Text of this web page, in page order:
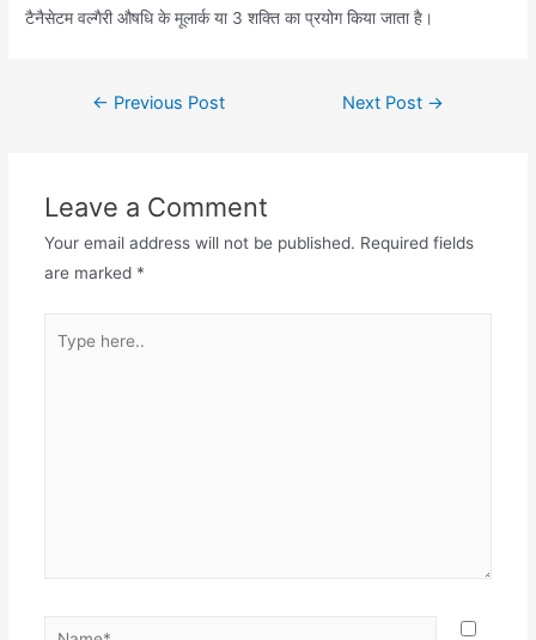
टैनैसेटम वल्गैरी औषधि के मूलार्क या 3 शक्ति का प्रयोग किया जाता है।
Post← Previous Post Next Post →
Leave a Comment
Your email address will not be published. Required fields
are marked *
here..
Name*